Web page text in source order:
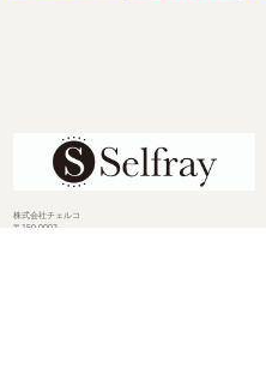
株式会社チェルコ
〒150-0002